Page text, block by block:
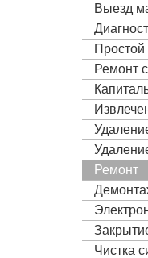
Выезд
Простой
Ремонт
Ремонт
Чистка